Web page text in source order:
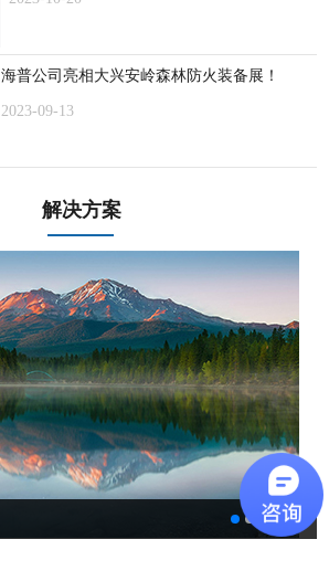
海普公司亮相大兴安岭森林防火装备展！
2023-09-13
解决方案